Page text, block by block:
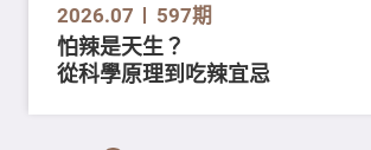
2026.07 597期
怕辣是天生？
從科學原理到吃辣宜忌